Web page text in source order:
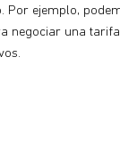
Por ejemplo,
negociar una